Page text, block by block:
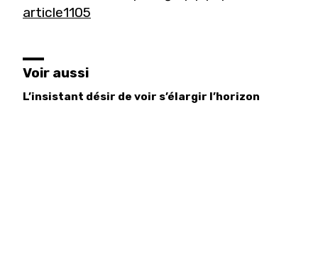
article1105
Voir aussi
L’insistant désir de voir s’élargir l’horizon